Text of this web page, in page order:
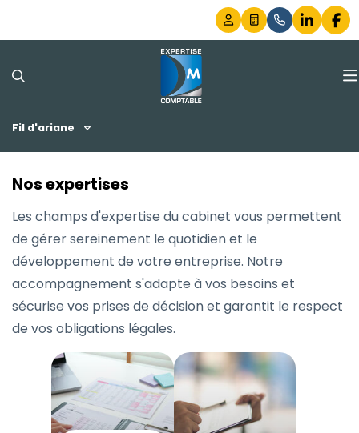
LE CABINET
Comptabilité, Gestion et Fiscalité
Audit
RH, Paie et Gestion sociale déléguée
Création d'entreprise
Patrimoine
Conseil juridique
NOS OUTILS PRATIQUES
Comptabilité en ligne
Simulateurs
Échéanciers
Chiffres utiles
NOS ENGAGEMENTS
ACTUALITÉS PROS
LE BLOG DU CABINET
CARRIÈRES
Fil d'ariane
Nos expertises
Les champs d'expertise du cabinet vous permettent
de gérer sereinement le quotidien et le
développement de votre entreprise. Notre
accompagnement s'adapte à vos besoins et
sécurise vos prises de décision et garantit le respect
de vos obligations légales.